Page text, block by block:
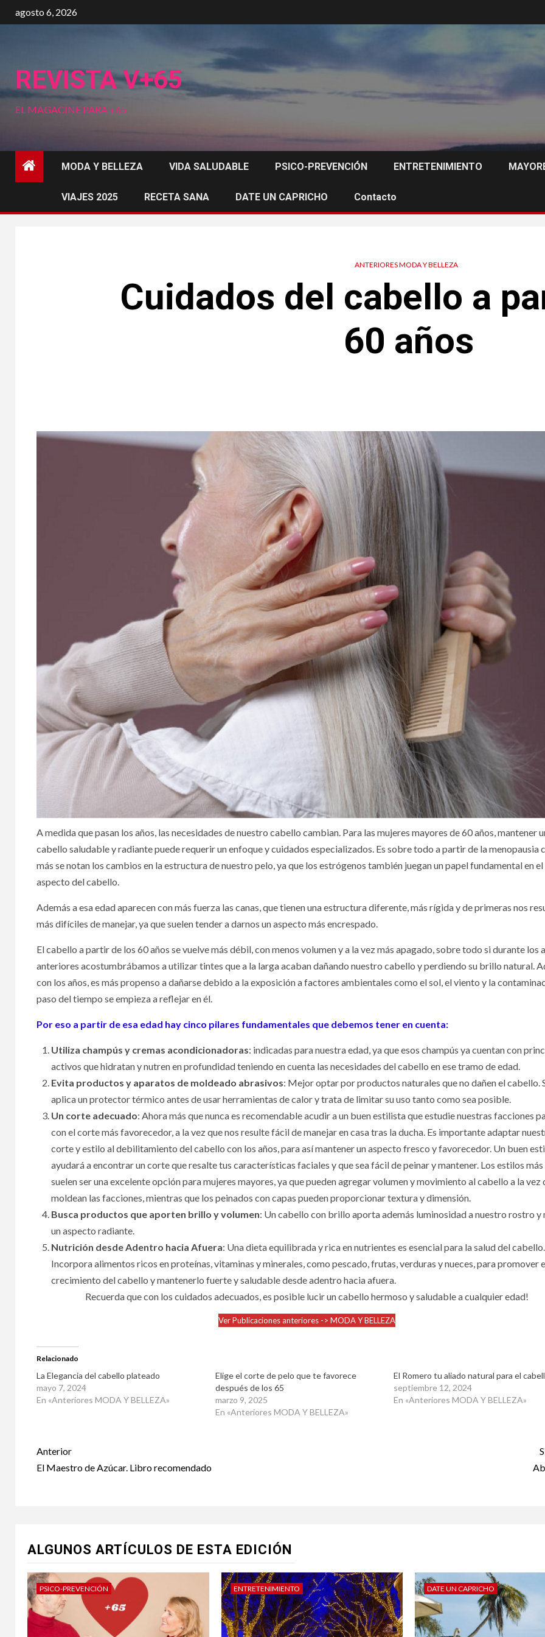
al
agosto 6, 2026
REVISTA V+65
EL MAGACINE PARA +65
MODA Y BELLEZA VIDA SALUDABLE PSICO-PREVENCIÓN ENTRETENIMIENTO
VIAJES 2025 RECETA SANA DATE UN CAPRICHO Contacto
ANTERIORES MODA Y BELLEZA
Cuidados del cabello a
60 años
A medida que pasan los años, las necesidades de nuestro cabello cambian. Para las mujeres mayores de 60 años, mantener
cabello saludable y radiante puede requerir un enfoque y cuidados especializados. Es sobre todo a partir de la menopausia
más se notan los cambios en la estructura de nuestro pelo, ya que los estrógenos también juegan un papel fundamental en el
aspecto del cabello.
Además a esa edad aparecen con más fuerza las canas, que tienen una estructura diferente, más rígida y de primeras nos
más difíciles de manejar, ya que suelen tender a darnos un aspecto más encrespado.
El cabello a partir de los 60 años se vuelve más débil, con menos volumen y a la vez más apagado, sobre todo si durante los
anteriores acostumbrábamos a utilizar tintes que a la larga acaban dañando nuestro cabello y perdiendo su brillo natural.
con los años, es más propenso a dañarse debido a la exposición a factores ambientales como el sol, el viento y la
paso del tiempo se empieza a reflejar en él.
Por eso a partir de esa edad hay cinco pilares fundamentales que debemos tener en cuenta:
Utiliza champús y cremas acondicionadoras: indicadas para nuestra edad, ya que esos champús ya cuentan con
activos que hidratan y nutren en profundidad teniendo en cuenta las necesidades del cabello en ese tramo de edad.
Evita productos y aparatos de moldeado abrasivos: Mejor optar por productos naturales que no dañen el cabello.
aplica un protector térmico antes de usar herramientas de calor y trata de limitar su uso tanto como sea posible.
Un corte adecuado: Ahora más que nunca es recomendable acudir a un buen estilista que estudie nuestras facciones
con el corte más favorecedor, a la vez que nos resulte fácil de manejar en casa tras la ducha. Es importante adaptar
corte y estilo al debilitamiento del cabello con los años, para así mantener un aspecto fresco y favorecedor. Un buen
ayudará a encontrar un corte que resalte tus características faciales y que sea fácil de peinar y mantener. Los estilos
suelen ser una excelente opción para mujeres mayores, ya que pueden agregar volumen y movimiento al cabello a la vez
moldean las facciones, mientras que los peinados con capas pueden proporcionar textura y dimensión.
Busca productos que aporten brillo y volumen: Un cabello con brillo aporta además luminosidad a nuestro rostro y
un aspecto radiante.
Nutrición desde Adentro hacia Afuera: Una dieta equilibrada y rica en nutrientes es esencial para la salud del cabello.
Incorpora alimentos ricos en proteínas, vitaminas y minerales, como pescado, frutas, verduras y nueces, para promover
crecimiento del cabello y mantenerlo fuerte y saludable desde adentro hacia afuera.
Recuerda que con los cuidados adecuados, es posible lucir un cabello hermoso y saludable a cualquier edad!
Ver Publicaciones anteriores -> MODA Y BELLEZA
Relacionado
La Elegancia del cabello plateado
mayo 7, 2024
En «Anteriores MODA Y BELLEZA»
Elige el corte de pelo que te favorece
después de los 65
marzo 9, 2025
En «Anteriores MODA Y BELLEZA»
El Romero tu aliado natural para el
septiembre 12, 2024
En «Anteriores MODA Y BELLEZA»
Post
navigation
Anterior
El Maestro de Azúcar. Libro recomendado
MAYORES ONLINE
La membresía, la
nueva tendencia
social
PSICO-PREVENCIÓN
Vuelve el grupo de
amistad y pareja
para mayores
ENTRETENIMIENTO
navideñas
mundo
ALGUNOS ARTÍCULOS DE ESTA EDICIÓN
PSICO-PREVENCIÓN ENTRETENIMIENTO DATE UN CAPRICHO